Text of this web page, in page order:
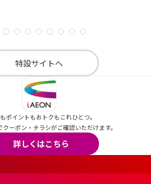
特設サイトへ
ポイントもおトクもこれひとつ。
クーポン・チラシがご確認いただけます。
詳しくはこちら